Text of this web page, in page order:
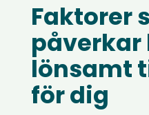
Faktorer
påverkar
lönsamt
för dig